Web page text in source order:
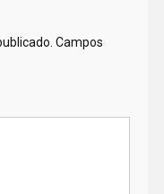
Campos